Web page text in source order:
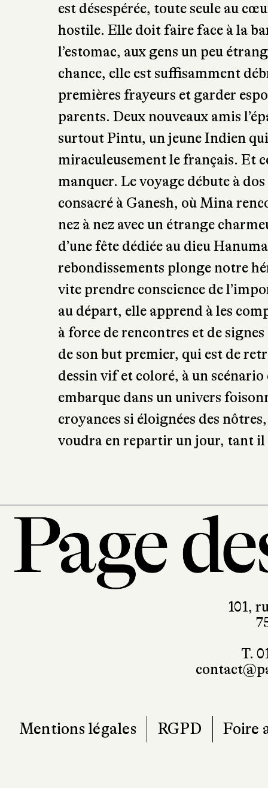
est désespérée, toute seule au
hostile. Elle doit faire face à la
l’estomac, aux gens un peu
chance, elle est suffisamment
premières frayeurs et garder
parents. Deux nouveaux amis
surtout Pintu, un jeune Indien
miraculeusement le français. Et
manquer. Le voyage débute à
consacré à Ganesh, où Mina
nez à nez avec un étrange
d’une fête dédiée au dieu
rebondissements plonge notre
vite prendre conscience de
au départ, elle apprend à les
à force de rencontres et de
de son but premier, qui est de
dessin vif et coloré, à un
embarque dans un univers
croyances si éloignées des
voudra en repartir un jour, tant il
101,
T.
Mentions légales RGPD Foire